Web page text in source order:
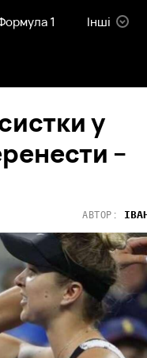
1 Інші
у
–
АВТОР: